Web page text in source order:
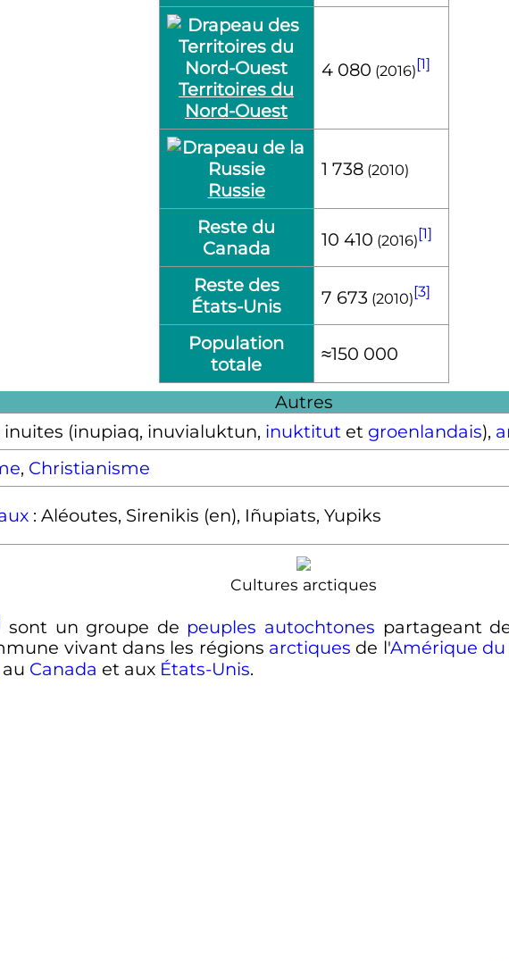
Territoires du
Nord-Ouest
4 080 (2016)[1]
Russie
1 738(2010)
Reste du
Canada
10 410 (2016)[1]
Reste des
États-Unis
7 673 (2010)[3]
Population
totale
≈150 000
Autres
inuites (inupiaq, inuvialuktun, inuktitutet groenlandais),
, Christianisme
: Aléoutes, Sirenikis (en), Iñupiats, Yupiks
Cultures arctiques
sont un groupe de peuples autochtones partageant
vivant dans les régions arctiques de l'Amérique du
au Canada et aux États-Unis.